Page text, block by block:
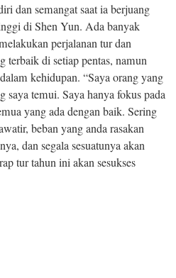
dan semangat saat ia berjuang
di Shen Yun. Ada banyak
perjalanan tur dan
terbaik di setiap pentas, namun
kehidupan. “Saya orang yang
saya temui. Saya hanya fokus pada
yang ada dengan baik. Sering
beban yang anda rasakan
dan segala sesuatunya akan
tur tahun ini akan sesukses